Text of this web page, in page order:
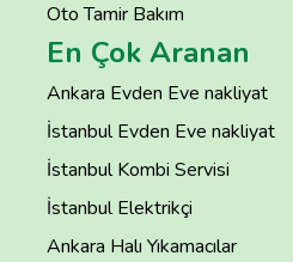
Oto Tamir Bakım
En Çok Aranan
Ankara Evden Eve nakliyat
İstanbul Evden Eve nakliyat
İstanbul Kombi Servisi
İstanbul Elektrikçi
Ankara Halı Yıkamacılar